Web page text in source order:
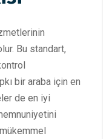
Bu standart,
bir araba için en
de en iyi